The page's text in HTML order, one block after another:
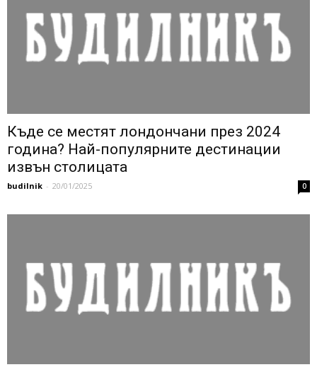
Къде се местят лондончани през 2024
година? Най-популярните дестинации
извън столицата
budilnik - 20/01/2025 0